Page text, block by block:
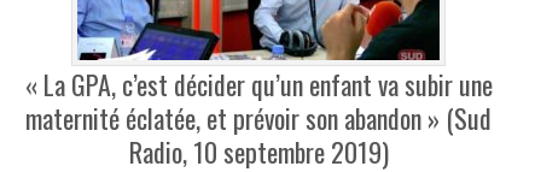
« La GPA, c’est décider qu’un enfant va subir une
maternité éclatée, et prévoir son abandon » (Sud
Radio, 10 septembre 2019)